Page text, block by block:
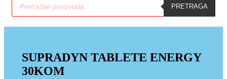
PRETRAGA
SUPRADYN TABLETE ENERGY
30KOM